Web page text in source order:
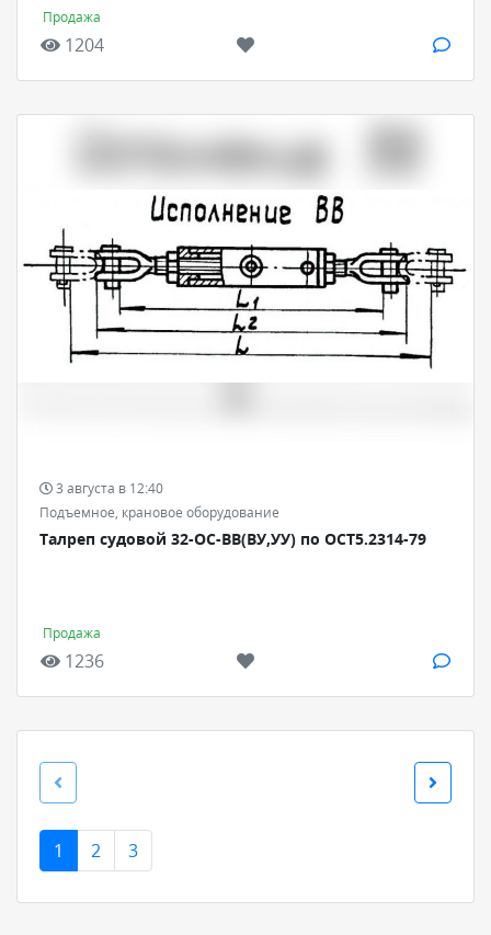
Продажа
1204
3 августа в 12:40
Подъемное, крановое оборудование
Талреп судовой 32-ОС-ВВ(ВУ,УУ) по ОСТ5.2314-79
Продажа
1236
1 2 3